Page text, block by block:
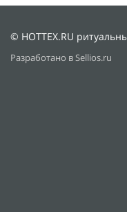
© HOTTEX.RU
Разработано в Sellios.ru